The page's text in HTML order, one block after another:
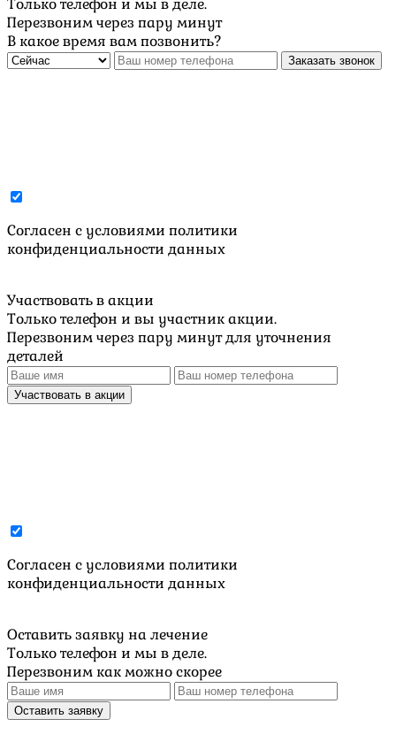
Только телефон и мы в деле.
Перезвоним через пару минут
В какое время вам позвонить?
Заказать звонок
Cогласен с условиями политики
конфиденциальности данных
Участвовать в акции
Только телефон и вы участник акции.
Перезвоним через пару минут для уточнения
деталей
Участвовать в акции
Cогласен с условиями политики
конфиденциальности данных
Оставить заявку на лечение
Только телефон и мы в деле.
Перезвоним как можно скорее
Оставить заявку